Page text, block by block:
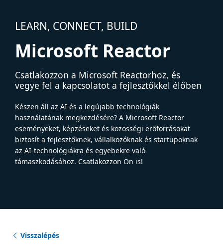
LEARN, CONNECT, BUILD
Microsoft Reactor
Csatlakozzon a Microsoft Reactorhoz, és
vegye fel a kapcsolatot a fejlesztőkkel élőben
Készen áll az AI és a legújabb technológiák
használatának megkezdésére? A Microsoft Reactor
eseményeket, képzéseket és közösségi erőforrásokat
biztosít a fejlesztőknek, vállalkozóknak és startupoknak
az AI-technológiákra és egyebekre való
támaszkodásához. Csatlakozzon Ön is!
Visszalépés